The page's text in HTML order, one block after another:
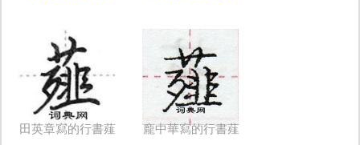
田英章寫的行書薤
龐中華寫的行書薤